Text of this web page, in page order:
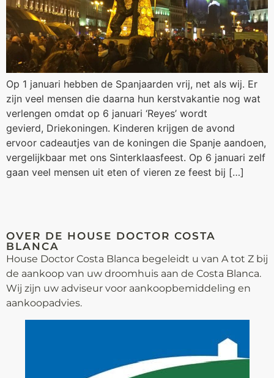
Op 1 januari hebben de Spanjaarden vrij, net als wij. Er
zijn veel mensen die daarna hun kerstvakantie nog wat
verlengen omdat op 6 januari ‘Reyes’ wordt
gevierd, Driekoningen. Kinderen krijgen de avond
ervoor cadeautjes van de koningen die Spanje aandoen,
vergelijkbaar met ons Sinterklaasfeest. Op 6 januari zelf
gaan veel mensen uit eten of vieren ze feest bij […]
OVER DE HOUSE DOCTOR COSTA
BLANCA
House Doctor Costa Blanca begeleidt u van A tot Z bij
de aankoop van uw droomhuis aan de Costa Blanca.
Wij zijn uw adviseur voor aankoop­bemiddeling en
aankoopadvies.